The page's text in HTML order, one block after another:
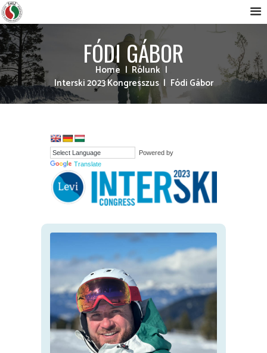
FÓDI GÁBOR
Home
Rólunk
Interski 2023 Kongresszus
Fódi Gábor
Powered by
Translate